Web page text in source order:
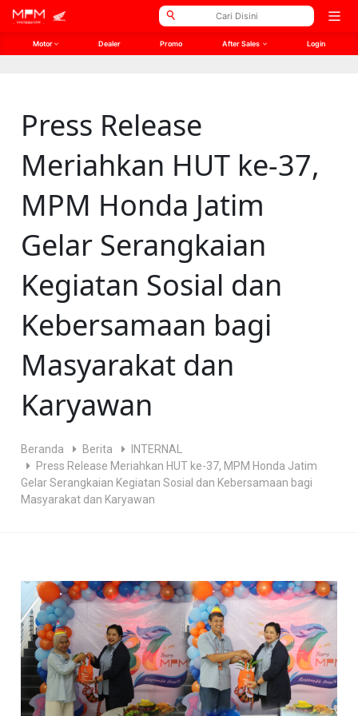
// Open Graph Meta SEO // Twitter Meta SEO
Open
Motor Dealer Promo After Sales Login
Press Release
Meriahkan HUT ke-37,
MPM Honda Jatim
Gelar Serangkaian
Kegiatan Sosial dan
Kebersamaan bagi
Masyarakat dan
Karyawan
Beranda Berita
INTERNAL
Press Release Meriahkan HUT ke-37, MPM Honda Jatim
Gelar Serangkaian Kegiatan Sosial dan Kebersamaan bagi
Masyarakat dan Karyawan